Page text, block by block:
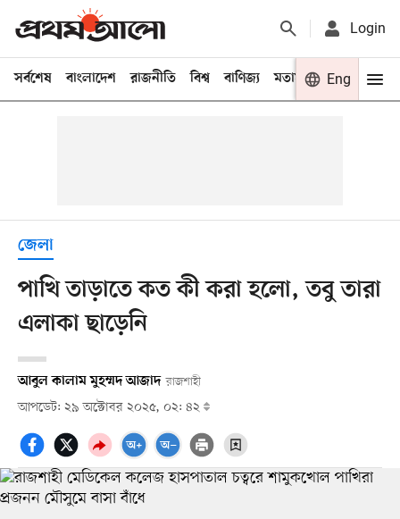
Login
সর্বশেষ বাংলাদেশ রাজনীতি বিশ্ব বাণিজ্য মতামত খেলা
Eng
জেলা
পাখি তাড়াতে কত কী করা হলো, তবু তারা
এলাকা ছাড়েনি
আবুল কালাম মুহম্মদ আজাদ রাজশাহী
আপডেট: ২৯ অক্টোবর ২০২৫, ০২: ৪২